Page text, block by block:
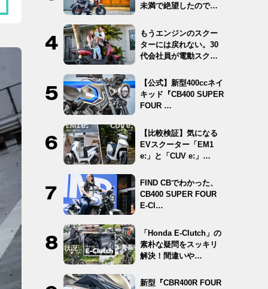
未満で絶望したので
もうエンジンのスクー
ターには戻れない。30
代会社員が電動スクー
【公式】新型400ccネイ
キッド『CB400 SUPER
FOUR …
【比較検証】気になる
EVスクーター「EM1
e:」と「CUV e:」…
FIND CBでわかった、
CB400 SUPER FOUR
E-Cl…
「Honda E-Clutch」の
素朴な疑問をスッキリ
解決！間違いや…
新型『CBR400R FOUR